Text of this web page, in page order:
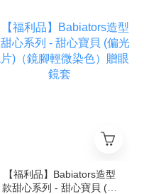
【福利品】Babiators造型
款甜心系列 - 甜心寶貝 (偏